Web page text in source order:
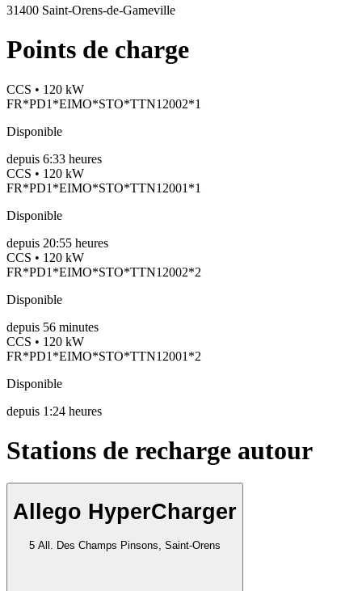
31400 Saint-Orens-de-Gameville
Points de charge
CCS • 120 kW
FR*PD1*EIMO*STO*TTN12002*1
Disponible
depuis 6:33 heures
CCS • 120 kW
FR*PD1*EIMO*STO*TTN12001*1
Disponible
depuis 20:55 heures
CCS • 120 kW
FR*PD1*EIMO*STO*TTN12002*2
Disponible
depuis 56 minutes
CCS • 120 kW
FR*PD1*EIMO*STO*TTN12001*2
Disponible
depuis 1:24 heures
Stations de recharge autour
Allego HyperCharger
5 All. Des Champs Pinsons, Saint-Orens